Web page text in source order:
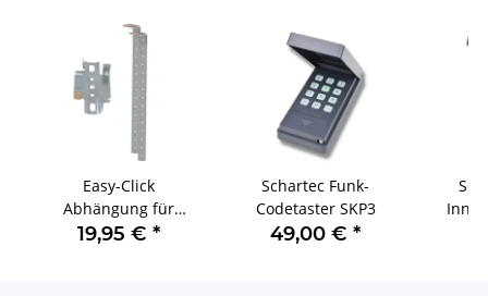
Easy-Click
Abhängung für
Schartec
19,95 € *
Schartec Funk-
Codetaster SKP3
49,00 € *